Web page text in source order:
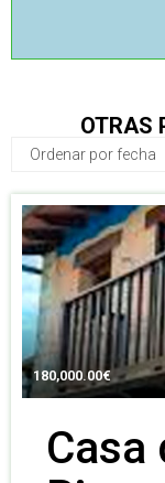
OTRAS
180,000.00€
Casa